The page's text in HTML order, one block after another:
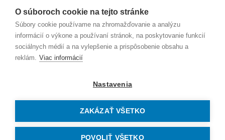
O súboroch cookie na tejto stránke
Súbory cookie používame na zhromažďovanie a analýzu
informácií o výkone a používaní stránok, na poskytovanie funkcií
sociálnych médií a na vylepšenie a prispôsobenie obsahu a
reklám. Viac informácií
Nastavenia
ZAKÁZAŤ VŠETKO
POVOLIŤ VŠETKO
Reklamačný poriadok
Montáž autohifi
Formulár na odstúpenie od zmluvy
Sledujte nás
Vytvorené na mieru oddenva.sk